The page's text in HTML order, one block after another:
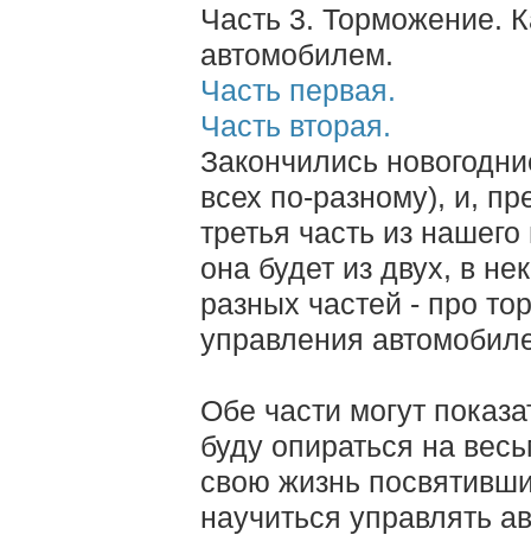
Часть 3. Торможение.
автомобилем.
Часть первая.
Часть вторая.
Закончились
всех по-разному), и,
третья часть из
она будет из двух, в
разных частей - про
управления
Обе части могут
буду опираться на
свою жизнь
научиться управлять